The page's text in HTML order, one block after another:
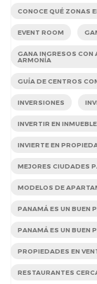
CONOCE QUÉ ZONAS
EVENT ROOM
GANA INGRESOS CON
ARMONÍA
GUÍA DE CENTROS
INVERSIONES
INVERTIR EN
INVIERTE EN
MEJORES CIUDADES
MODELOS DE
PANAMÁ ES UN BUEN
PANAMÁ ES UN BUEN
PROPIEDADES EN
RESTAURANTES